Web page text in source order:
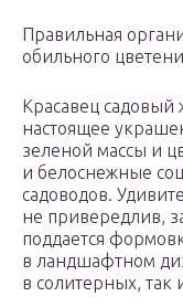
Правильная
обильного
Красавец
настоящее
зеленой массы и
и белоснежные
садоводов.
не привередлив,
поддается
в ландшафтном
в солитерных, так